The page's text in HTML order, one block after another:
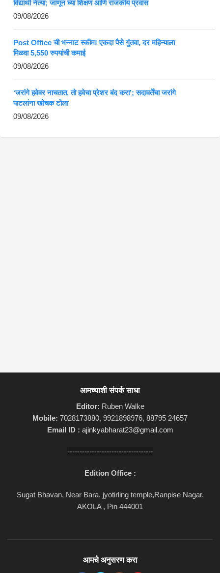
विद्यार्थी नेत्या; जाणून घ्या शिक्षण आणि राजकीय प्रवास
09/08/2026
Post Office ची भन्नाट स्कीम! एकदा पैसे गुंतवा, दर महिन्याला
मिळवा 5,550 रुपयांची कमाई
09/08/2026
‘जरांगे हवेवर नाचतात, तो हवेचा प्रेशर बंद करा’; सदावर्तेंचा जरांगे
पाटलांना खोचक टोला
09/08/2026
आमच्याशी संपर्क साधा
Editor: Ruben Walke
Mobile: 7028173880, 9921898976, 88795 24657
Email ID : ajinkyabharat23@gmail.com
-----------------------------------
Edition Office :
Sugat Bhavan, Near Bara, jyotirling temple,Ranpise Nagar,
AKOLA , Pin 444001
आमचे अनुसरण करा